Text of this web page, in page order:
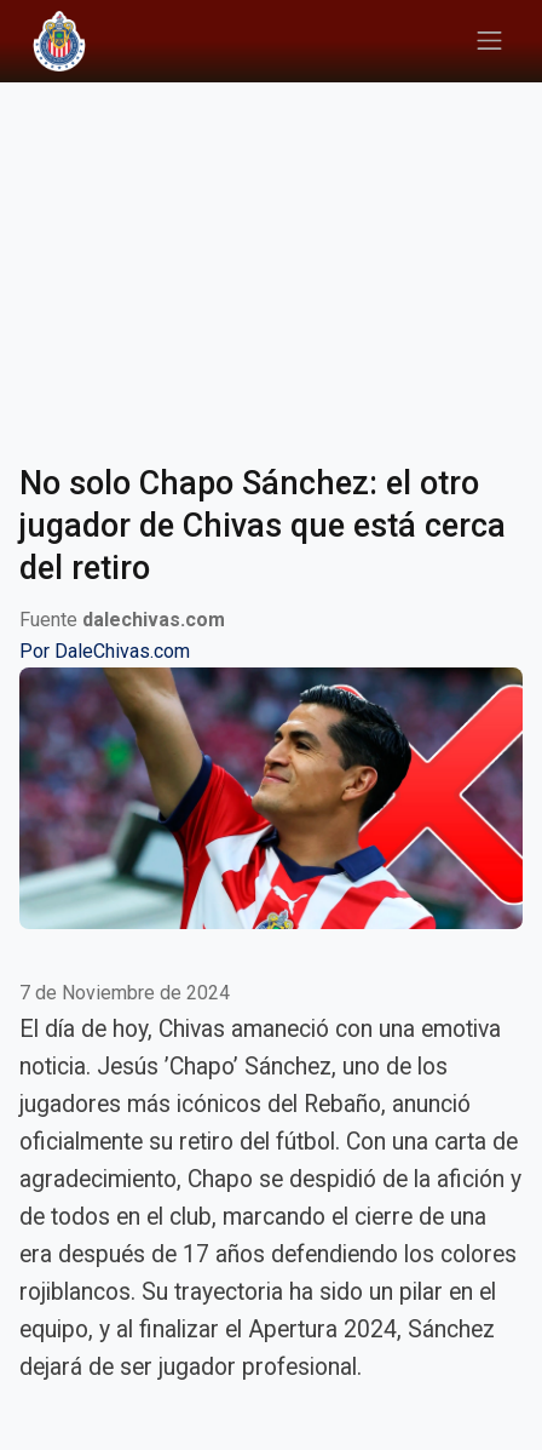
No solo Chapo Sánchez: el otro
jugador de Chivas que está cerca
del retiro
Fuente dalechivas.com
Por DaleChivas.com
7 de Noviembre de 2024
El día de hoy, Chivas amaneció con una emotiva
noticia. Jesús ’Chapo’ Sánchez, uno de los
jugadores más icónicos del Rebaño, anunció
oficialmente su retiro del fútbol. Con una carta de
agradecimiento, Chapo se despidió de la afición y
de todos en el club, marcando el cierre de una
era después de 17 años defendiendo los colores
rojiblancos. Su trayectoria ha sido un pilar en el
equipo, y al finalizar el Apertura 2024, Sánchez
dejará de ser jugador profesional.